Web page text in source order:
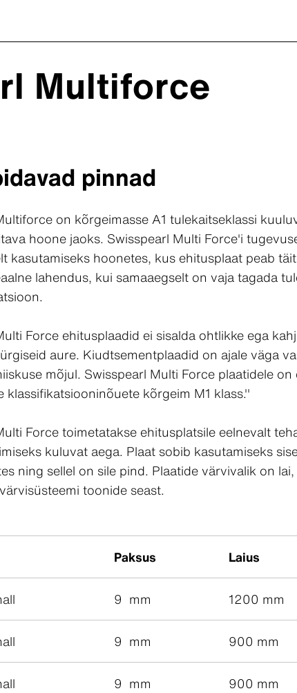
Multiforce
pinnad
on kõrgeimasse A1 tulekaitseklassi
hoone jaoks. Swisspearl Multi Force'i
kasutamiseks hoonetes, kus ehitusplaat peab
lahendus, kui samaaegselt on vaja tagada
Force ehitusplaadid ei sisalda ohtlikke ega
aure. Kiudtsementplaadid on ajale väga
mõjul. Swisspearl Multi Force plaatidele
klassifikatsiooninõuete kõrgeim M1 klass.''
Force toimetatakse ehitusplatsile eelnevalt
kuluvat aega. Plaat sobib kasutamiseks
ning sellel on sile pind. Plaatide värvivalik on
toonide seast.
Paksus Laius
9 mm 1200 mm
9 mm 900 mm
9 mm 900 mm